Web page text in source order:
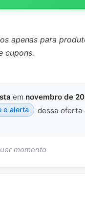
apenas para
cupons.
em novembro de
o alerta
dessa oferta
momento